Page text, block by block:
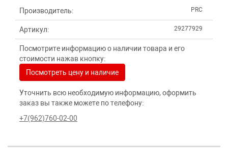
Производитель: PRC
Артикул: 29277929
Посмотрите информацию о наличии товара и его
стоимости нажав кнопку:
Посмотреть цену и наличие
Уточнить всю необходимую информацию, оформить
заказ вы также можете по телефону:
+7(962)760-02-00